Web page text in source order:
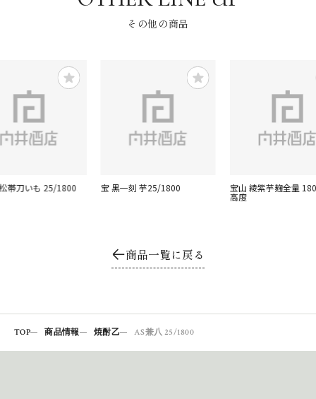
その他の商品
帯刀いも 25/1800 宝 黒一刻 芋25/1800 宝山 綾紫芋麹全量
高度
商品一覧に戻る
TOP 商品情報 焼酎乙 AS兼八 25/1800